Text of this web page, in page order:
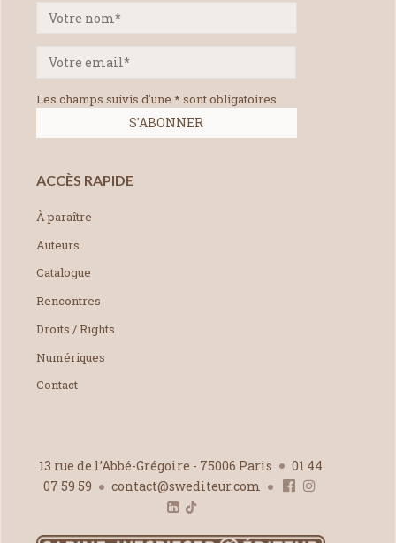
Les champs suivis d'une * sont obligatoires
ACCÈS RAPIDE
À paraître
Auteurs
Catalogue
Rencontres
Droits / Rights
Numériques
Contact
13 rue de l’Abbé-Grégoire - 75006 Paris
01 44
07 59 59
contact@swediteur.com